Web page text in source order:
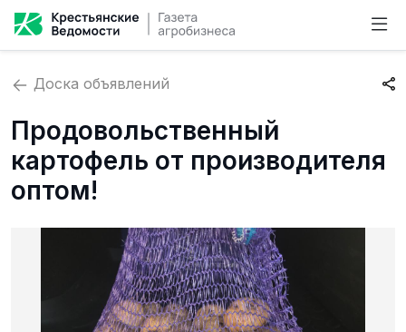
Доска объявлений
Продовольственный
картофель от производителя
оптом!